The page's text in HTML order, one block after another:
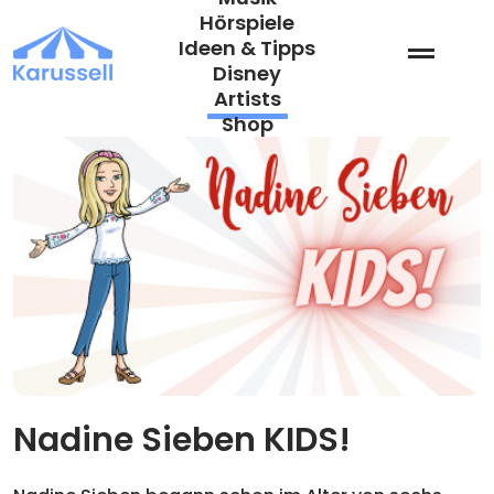
Inhalt
springen
Hörspiele
Ideen & Tipps
Disney
Artists
Shop
Nadine Sieben KIDS!